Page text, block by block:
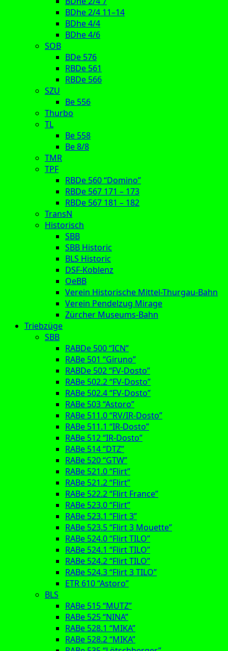
BDhe 2/4 11–14
BDhe 4/4
BDhe 4/6
SOB
BDe 576
RBDe 561
RBDe 566
SZU
Be 556
Thurbo
TL
Be 558
Be 8/8
TMR
TPF
RBDe 560 “Domino”
RBDe 567 171 – 173
RBDe 567 181 – 182
TransN
Historisch
SBB
SBB Historic
BLS Historic
DSF-Koblenz
OeBB
Verein Historische Mittel-Thurgau-Bahn
Verein Pendelzug Mirage
Zürcher Museums-Bahn
Triebzüge
SBB
RABDe 500 “ICN”
RABe 501 “Giruno”
RABDe 502 “FV-Dosto”
RABe 502.2 “FV-Dosto”
RABe 502.4 “FV-Dosto”
RABe 503 “Astoro”
RABe 511.0 “RV/IR-Dosto”
RABe 511.1 “IR-Dosto”
RABe 512 “IR-Dosto”
RABe 514 “DTZ”
RABe 520 “GTW”
RABe 521.0 “Flirt”
RABe 521.2 “Flirt”
RABe 522.2 “Flirt France”
RABe 523.0 “Flirt”
RABe 523.1 “Flirt 3”
RABe 523.5 “Flirt 3 Mouette”
RABe 524.0 “Flirt TILO”
RABe 524.1 “Flirt TILO”
RABe 524.2 “Flirt TILO”
RABe 524.3 “Flirt 3 TILO”
ETR 610 “Astoro”
BLS
RABe 515 “MUTZ”
RABe 525 “NINA”
RABe 528.1 “MIKA”
RABe 528.2 “MIKA”